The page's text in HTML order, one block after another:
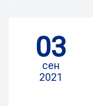
03
сен
2021